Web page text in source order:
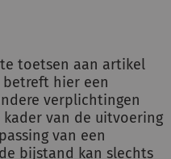
toetsen aan artikel
betreft hier een
verplichtingen
van de uitvoering
van een
bijstand kan slechts